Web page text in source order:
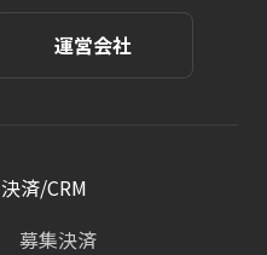
運営会社
決済/CRM
募集決済